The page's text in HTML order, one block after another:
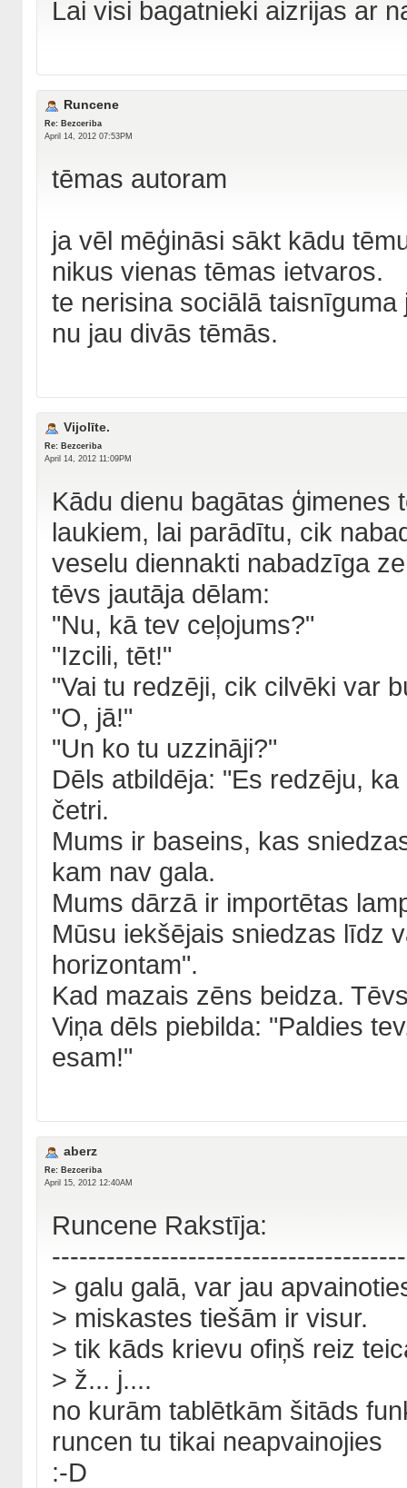
Lai visi bagatnieki aizrijas ar
Runcene
Re: Bezceriba
April 14, 2012 07:53PM
tēmas autoram
ja vēl mēģināsi sākt kādu
nikus vienas tēmas ietvaros.
te nerisina sociālā
nu jau divās tēmās.
Vijolīte.
Re: Bezceriba
April 14, 2012 11:09PM
Kādu dienu bagātas ģimenes
laukiem, lai parādītu, cik
veselu diennakti nabadzīga
tēvs jautāja dēlam:
"Nu, kā tev ceļojums?"
"Izcili, tēt!"
"Vai tu redzēji, cik cilvēki var
"O, jā!"
"Un ko tu uzzināji?"
Dēls atbildēja: "Es redzēju,
četri.
Mums ir baseins, kas
kam nav gala.
Mums dārzā ir importētas
Mūsu iekšējais sniedzas līdz
horizontam".
Kad mazais zēns beidza.
Viņa dēls piebilda: "Paldies
esam!"
aberz
Re: Bezceriba
April 15, 2012 12:40AM
Runcene Rakstīja:
> galu galā, var jau
> miskastes tiešām ir visur.
> tik kāds krievu ofiņš reiz
> ž... j....
no kurām tablētkām šitāds
runcen tu tikai neapvainojies
:-D